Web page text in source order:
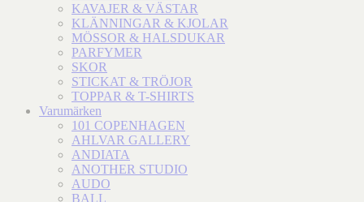
KAVAJER & VÄSTAR
KLÄNNINGAR & KJOLAR
MÖSSOR & HALSDUKAR
PARFYMER
SKOR
STICKAT & TRÖJOR
TOPPAR & T-SHIRTS
Varumärken
101 COPENHAGEN
AHLVAR GALLERY
ANDIATA
ANOTHER STUDIO
AUDO
BALL